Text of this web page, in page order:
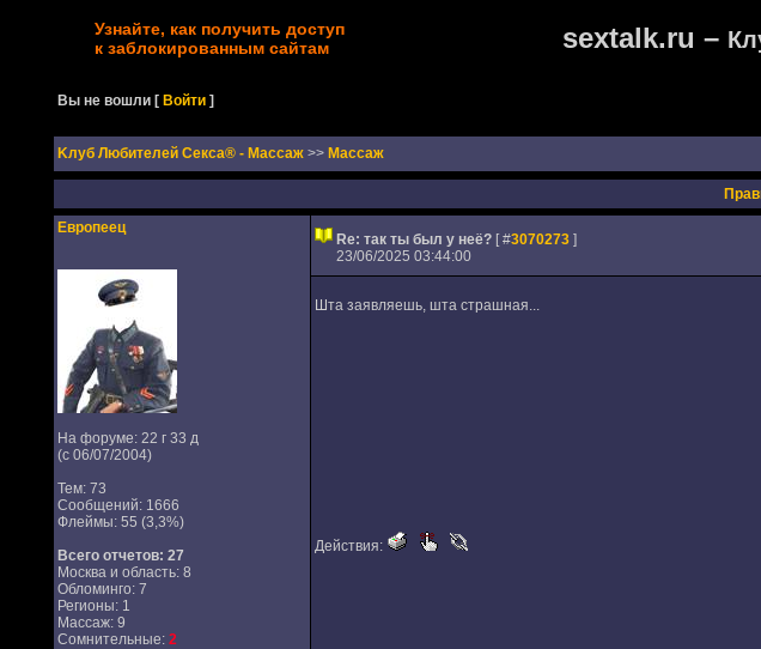
Узнайте, как получить доступ
к заблокированным сайтам
sextalk.ru –
Вы не вошли [Войти ]
Kлуб Любителей Секса® - Массаж >> Массаж
Европеец
На форуме: 22 г 33 д
(с 06/07/2004)
Тем: 73
Сообщений: 1666
Флеймы: 55 (3,3%)
Всего отчетов: 27
Москва и область: 8
Обломинго: 7
Регионы: 1
Массаж: 9
Сомнительные: 2
Re: так ты был у неё? [ #3070273]
23/06/2025 03:44:00
Шта заявляешь, шта страшная...
Действия: